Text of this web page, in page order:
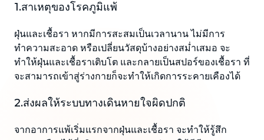
1.สาเหตุของโรคภูมิแพ้
ฝุ่นและเชื้อรา หากมีการสะสมเป็นเวลานาน ไม่มีการ
ทำความสะอาด หรือเปลี่ยนวัสดุบ้างอย่างสม่ำเสมอ จะ
ทำให้ฝุ่นและเชื้อราเติบโต และกลายเป็นสปอร์ของเชื้อรา ที่
จะสามารถเข้าสู่ร่างกายก็จะทำให้เกิดการระคายเคืองได้
2.ส่งผลให้ระบบทางเดินหายใจผิดปกติ
จากอาการแพ้เริ่มแรกจากฝุ่นและเชื้อรา จะทำให้รู้สึก